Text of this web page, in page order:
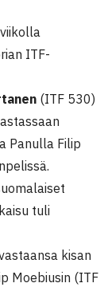
ITF-
(ITF 530)
Panulla Filip
tuli
kisan
Moebiusin (ITF